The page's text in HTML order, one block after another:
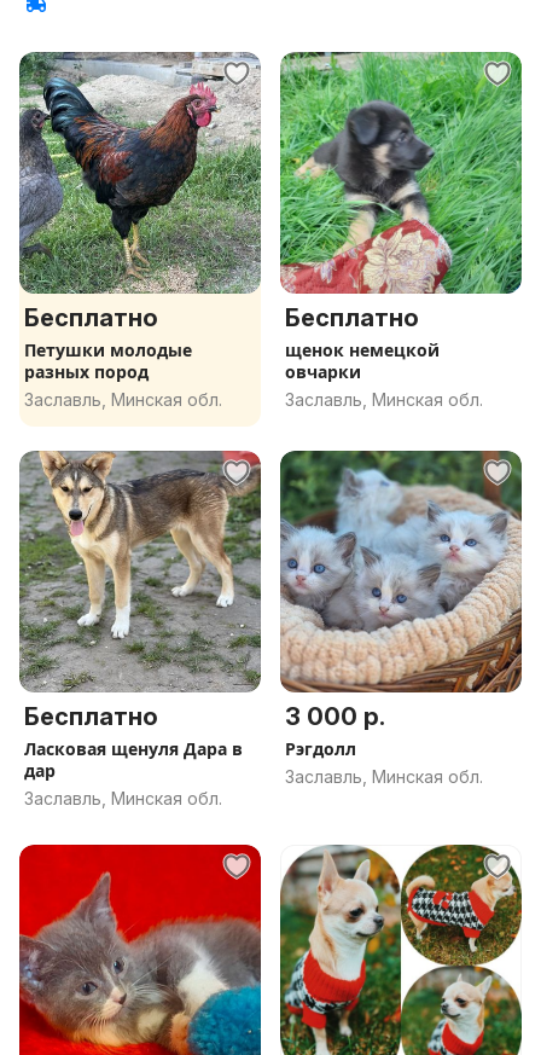
Бесплатно
Петушки молодые
разных пород
Заславль, Минская обл.
Бесплатно
щенок немецкой
овчарки
Заславль, Минская обл.
Бесплатно
Ласковая щенуля Дара в
дар
Заславль, Минская обл.
3 000 р.
Рэгдолл
Заславль, Минская обл.